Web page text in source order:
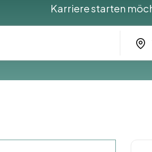
Karriere starten